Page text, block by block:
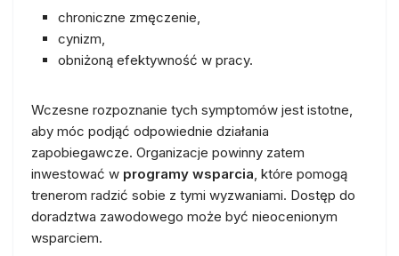
chroniczne zmęczenie,
cynizm,
obniżoną efektywność w pracy.
Wczesne rozpoznanie tych symptomów jest istotne,
aby móc podjąć odpowiednie działania
zapobiegawcze. Organizacje powinny zatem
inwestować w programy wsparcia, które pomogą
trenerom radzić sobie z tymi wyzwaniami. Dostęp do
doradztwa zawodowego może być nieocenionym
wsparciem.